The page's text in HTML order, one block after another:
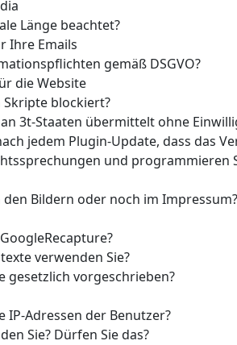
Länge beachtet?
Ihre Emails
gemäß DSGVO?
die Website
blockiert?
3t-Staaten übermittelt ohne
jedem Plugin-Update, dass das
und programmieren
den Bildern oder noch im Impressum?
verwenden Sie?
gesetzlich vorgeschrieben?
IP-Adressen der Benutzer?
Sie? Dürfen Sie das?